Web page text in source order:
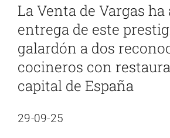
La Venta de Vargas
entrega de este
galardón a dos
cocineros con
capital de España
29-09-25